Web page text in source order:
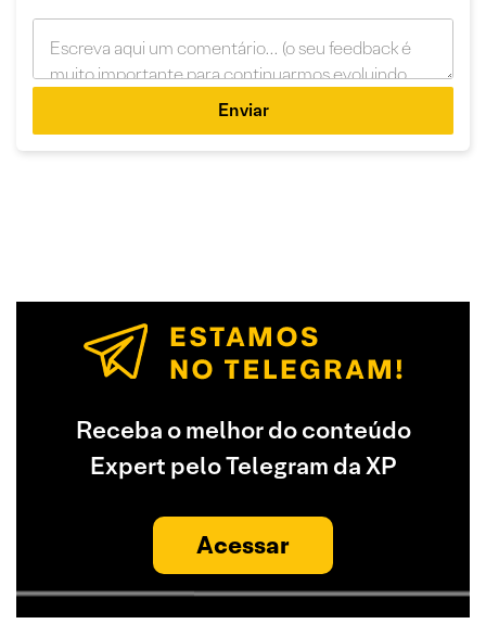
Enviar
Receba o melhor do conteúdo
Expert pelo Telegram da XP
Acessar